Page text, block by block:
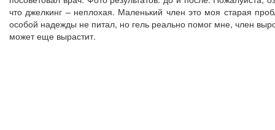
что джелкинг – неплохая. Маленький член это моя старая
особой надежды не питал, но гель реально помог мне, член
может еще вырастит.